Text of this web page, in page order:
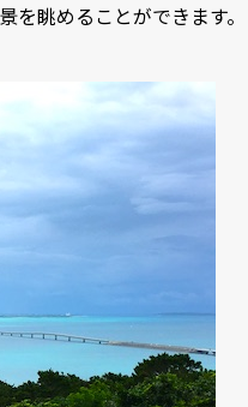
を眺めることができます。